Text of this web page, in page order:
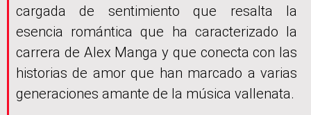
cargada de sentimiento que resalta la
esencia romántica que ha caracterizado la
carrera de Alex Manga y que conecta con las
historias de amor que han marcado a varias
generaciones amante de la música vallenata.